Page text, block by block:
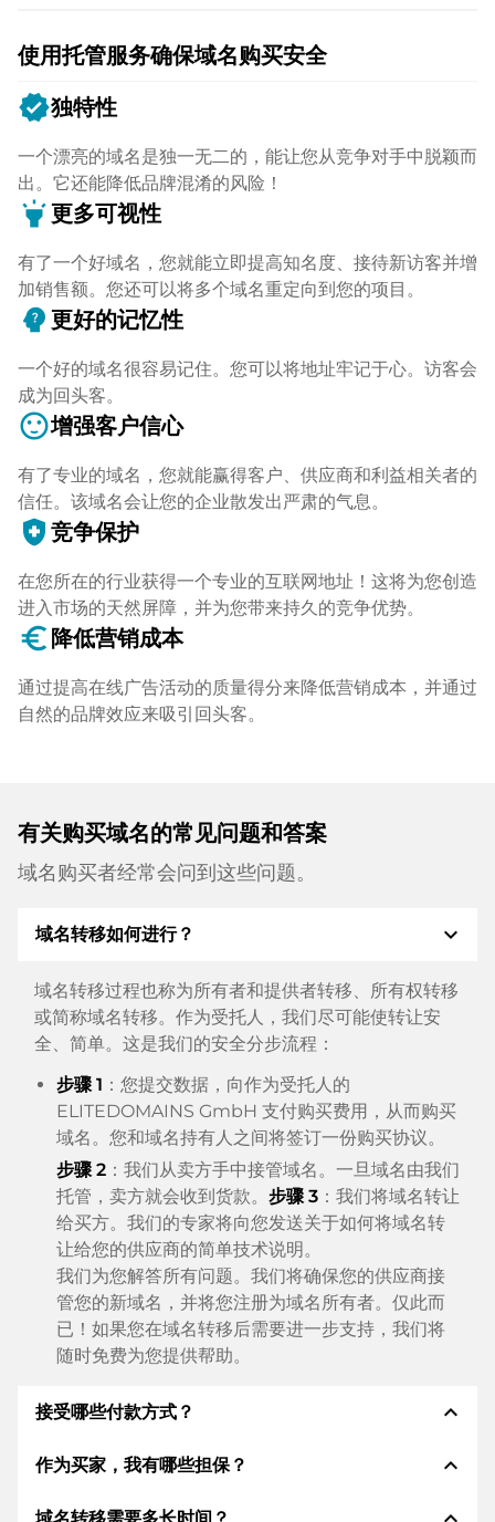
使用托管服务确保域名购买安全
verified独特性
一个漂亮的域名是独一无二的，能让您从竞争对手中脱颖而
出。它还能降低品牌混淆的风险！
highlight更多可视性
有了一个好域名，您就能立即提高知名度、接待新访客并增
加销售额。您还可以将多个域名重定向到您的项目。
psychology_alt 更好的记忆性
一个好的域名很容易记住。您可以将地址牢记于心。访客会
成为回头客。
sentiment_satisfied增强客户信心
有了专业的域名，您就能赢得客户、供应商和利益相关者的
信任。该域名会让您的企业散发出严肃的气息。
health_and_safety 竞争保护
在您所在的行业获得一个专业的互联网地址！这将为您创造
进入市场的天然屏障，并为您带来持久的竞争优势。
euro_symbol 降低营销成本
通过提高在线广告活动的质量得分来降低营销成本，并通过
自然的品牌效应来吸引回头客。
有关购买域名的常见问题和答案
域名购买者经常会问到这些问题。
域名转移如何进行？ expand_more
域名转移过程也称为所有者和提供者转移、所有权转移
或简称域名转移。作为受托人，我们尽可能使转让安
全、简单。这是我们的安全分步流程：
步骤 1 ：您提交数据，向作为受托人的
ELITEDOMAINS GmbH 支付购买费用，从而购买
域名。您和域名持有人之间将签订一份购买协议。
步骤 2 ：我们从卖方手中接管域名。一旦域名由我们
托管，卖方就会收到货款。 步骤 3 ：我们将域名转让
给买方。我们的专家将向您发送关于如何将域名转
让给您的供应商的简单技术说明。
我们为您解答所有问题。我们将确保您的供应商接
管您的新域名，并将您注册为域名所有者。仅此而
已！如果您在域名转移后需要进一步支持，我们将
随时免费为您提供帮助。
接受哪些付款方式？ expand_less
我们使用 SEPA 作为预付费，并使用 STRIPE 作为支
作为买家，我有哪些担保？ expand_less